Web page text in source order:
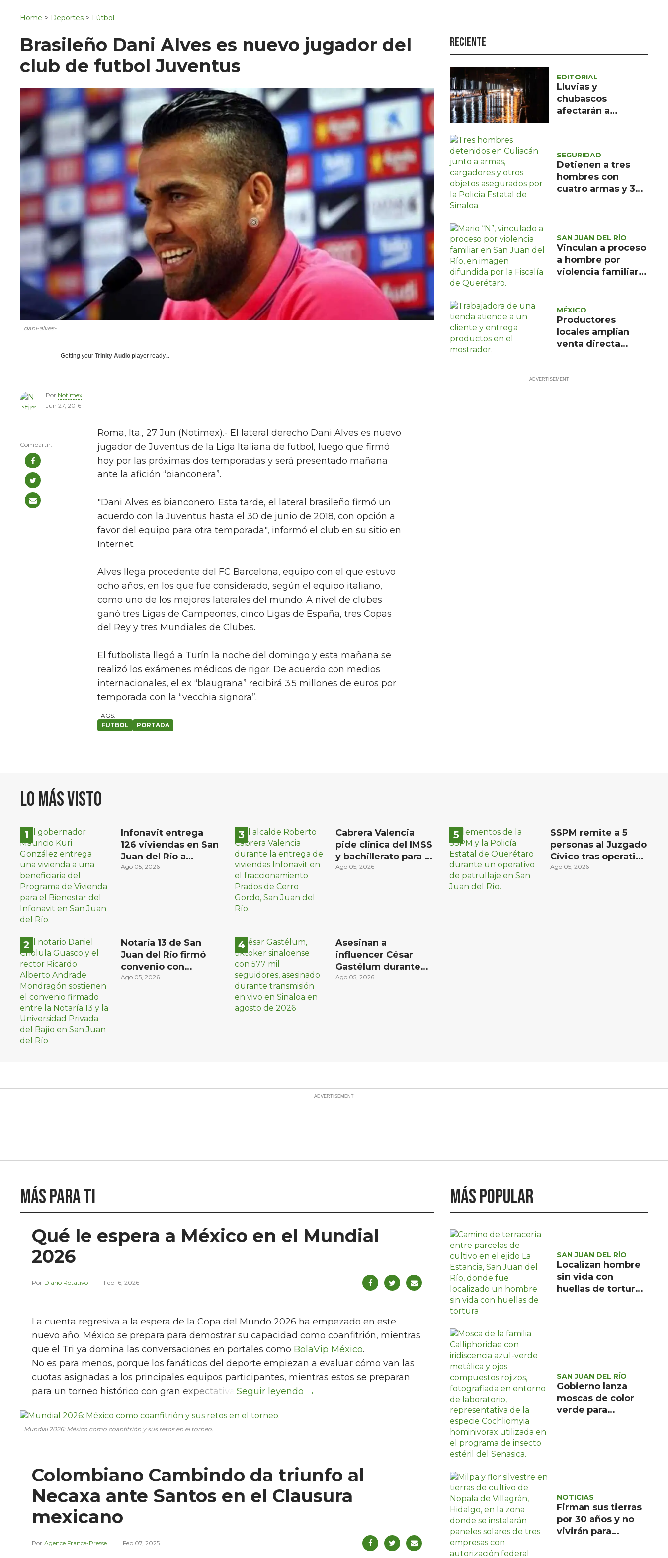
Política
Turismo
Asuntos Sociales
Estilo de vida
Home > Deportes > Fútbol
Brasileño Dani Alves es nuevo jugador del
club de futbol Juventus
dani-alves-
Getting your Trinity Audio player ready...
Por Notimex
Jun 27, 2016
Roma, Ita., 27 Jun (Notimex).- El lateral derecho Dani Alves es nuevo
jugador de Juventus de la Liga Italiana de futbol, luego que firmó
hoy por las próximas dos temporadas y será presentado mañana
ante la afición “bianconera”.
"Dani Alves es bianconero. Esta tarde, el lateral brasileño firmó un
acuerdo con la Juventus hasta el 30 de junio de 2018, con opción a
favor del equipo para otra temporada", informó el club en su sitio en
Internet.
Alves llega procedente del FC Barcelona, equipo con el que estuvo
ocho años, en los que fue considerado, según el equipo italiano,
como uno de los mejores laterales del mundo. A nivel de clubes
ganó tres Ligas de Campeones, cinco Ligas de España, tres Copas
del Rey y tres Mundiales de Clubes.
El futbolista llegó a Turín la noche del domingo y esta mañana se
realizó los exámenes médicos de rigor. De acuerdo con medios
internacionales, el ex “blaugrana” recibirá 3.5 millones de euros por
temporada con la “vecchia signora”.
FUTBOL PORTADA
Reciente
EDITORIAL
Lluvias y
chubascos
afectarán a
SEGURIDAD
Detienen a tres
hombres con
cuatro armas y 330
SAN JUAN DEL RÍO
Vinculan a proceso
a hombre por
violencia familiar
MÉXICO
Productores
locales amplían
venta directa
Lo más visto
Infonavit entrega
126 viviendas en San
Juan del Río a
familias de bajos
Ago 05, 2026
Notaría 13 de San
Juan del Río firmó
convenio con
Universidad Privada
Ago 05, 2026
Cabrera Valencia
pide clínica del IMSS
y bachillerato para la
zona oriente de San
Ago 05, 2026
Asesinan a
influencer César
Gastélum durante
transmisión en vivo
Ago 05, 2026
SSPM remite a 5
personas al Juzgado
Cívico tras operativo
en San Juan del Río
Ago 05, 2026
Más para ti
Qué le espera a México en el Mundial
2026
Diario Rotativo Feb 16, 2026
Mundial 2026: México como coanfitrión y sus retos en el torneo.
La cuenta regresiva a la espera de la Copa del Mundo 2026 ha empezado en este
nuevo año. México se prepara para demostrar su capacidad como coanfitrión, mientras
que el Tri ya domina las conversaciones en portales como BolaVip México.
No es para menos, porque los fanáticos del deporte empiezan a evaluar cómo van las
cuotas asignadas a los principales equipos participantes, mientras estos se preparan
para un torneo histórico con gran expectativa.
Más popular
SAN JUAN DEL RÍO
Localizan hombre
sin vida con
huellas de tortura
SAN JUAN DEL RÍO
Gobierno lanza
moscas de color
verde para
NOTICIAS
Firman sus tierras
por 30 años y no
vivirán para
Colombiano Cambindo da triunfo al
Necaxa ante Santos en el Clausura
mexicano
Agence France-Presse Feb 07, 2025